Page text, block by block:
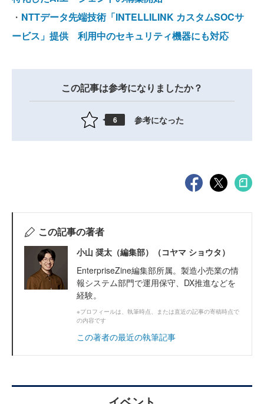
・ NTTデータ先端技術「INTELLILINK カスタムSOCサ
ービス」提供 利用中のセキュリティ機器にも対応
この記事は参考になりましたか？
6 参考になった
この記事の著者
小山 奨太（編集部）（コヤマ ショウタ）
EnterpriseZine編集部所属。製造小売業の情
報システム部門で運用保守、DX推進などを
経験。
※プロフィールは、執筆時点、または直近の記事の寄稿時点で
の内容です
この著者の最近の執筆記事